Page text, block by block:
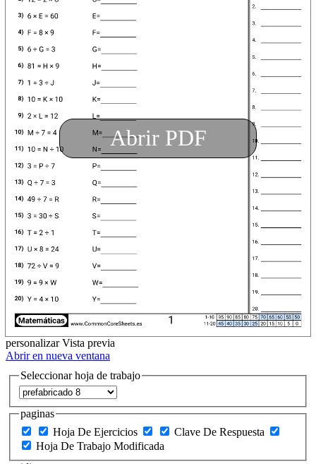
Abrir PDF
personalizar Vista previa
Abrir en nueva ventana
Seleccionar hoja de trabajo
paginas
Hoja De Ejercicios
Clave De Respuesta
Hoja De Trabajo Modificada